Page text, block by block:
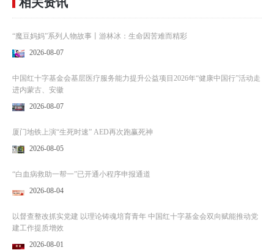
“魔豆妈妈”系列人物故事丨游林冰：生命因苦难而精彩
2026-08-07
中国红十字基金会基层医疗服务能力提升公益项目2026年“健康中国行”活动走
进内蒙古、安徽
2026-08-07
厦门地铁上演“生死时速” AED再次跑赢死神
2026-08-05
“白血病救助一帮一”已开通小程序申报通道
2026-08-04
以督查整改抓实党建 以理论铸魂培育青年 中国红十字基金会双向赋能推动党
建工作提质增效
2026-08-01